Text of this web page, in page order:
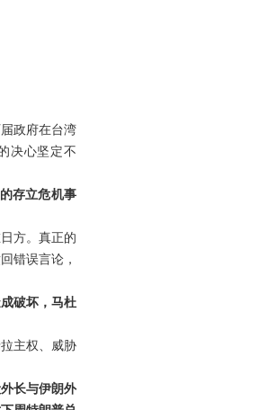
政府在台湾
决心坚定不
存立危机事
方。真正的
错误言论，
破坏，马杜
主权、威胁
长与伊朗外